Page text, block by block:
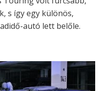
s így egy különös,
autó lett belőle.